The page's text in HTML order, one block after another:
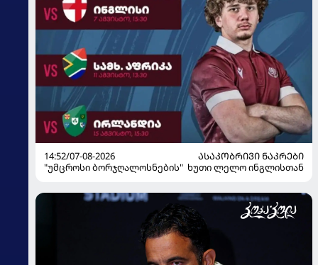
14:52/07-08-2026
ᲐᲡᲐᲙᲝᲑᲠᲘᲕᲘ ᲜᲐᲙᲠᲔᲑᲘ
"უმცროსი ბორჯღალოსნების" ხუთი ლელო ინგლისთან